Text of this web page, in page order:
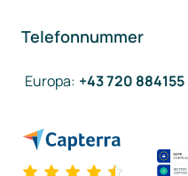
Telefonnummer
Europa: +43 720 884155